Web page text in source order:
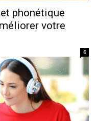
phonétique
votre
6